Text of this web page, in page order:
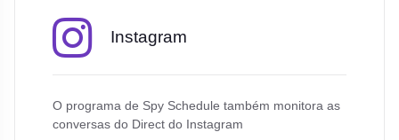
Instagram
O programa de Spy Schedule também monitora as
conversas do Direct do Instagram